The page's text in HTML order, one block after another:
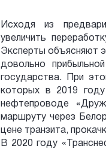
Исходя из
увеличить
Эксперты объясняют
довольно
государства. При
которых в 2019
нефтепроводе
маршруту через
цене транзита,
В 2020 году